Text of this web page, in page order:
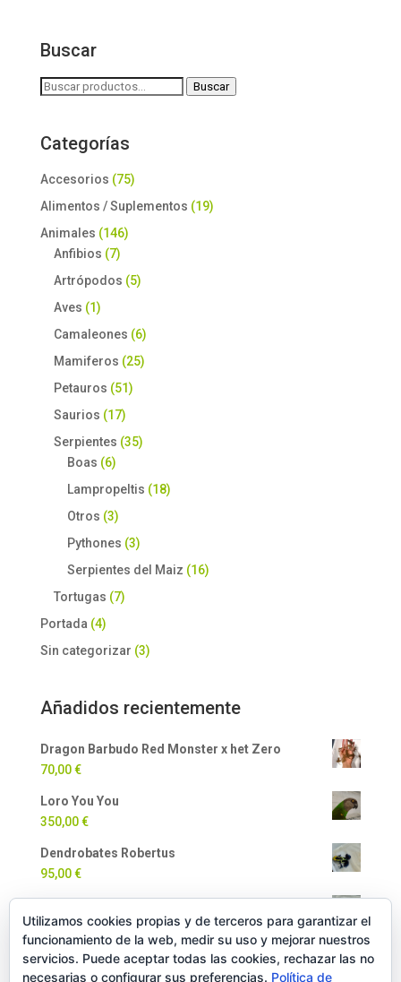
Buscar
Buscar
Buscar
Categorías
Accesorios (75)
Alimentos / Suplementos (19)
Animales (146)
Anfibios (7)
Artrópodos (5)
Aves (1)
Camaleones (6)
Mamiferos (25)
Petauros (51)
Saurios (17)
Serpientes (35)
Boas (6)
Lampropeltis (18)
Otros (3)
Pythones (3)
Serpientes del Maiz (16)
Tortugas (7)
Portada (4)
Sin categorizar (3)
Añadidos recientemente
Dragon Barbudo Red Monster x het Zero
70,00€
Loro You You
350,00€
Dendrobates Robertus
95,00€
90,00€
Milpiés Gigante
35,00€
Utilizamos cookies propias y de terceros para garantizar el
funcionamiento de la web, medir su uso y mejorar nuestros
servicios. Puede aceptar todas las cookies, rechazar las no
necesarias o configurar sus preferencias. Política de